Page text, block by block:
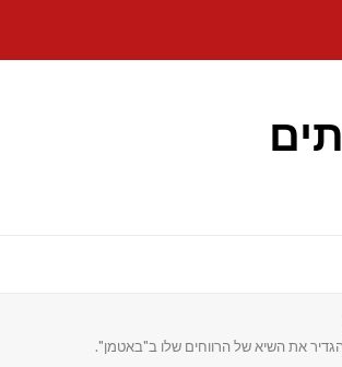
את השיא של הרווחים שלו ב"באטמן".